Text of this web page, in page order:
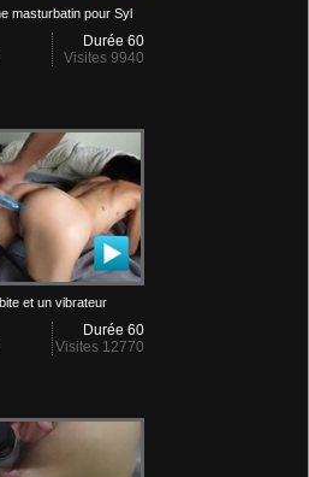
masturbatin pour Syl
Durée 60
Visites 9940
et un vibrateur
Durée 60
Visites 12770